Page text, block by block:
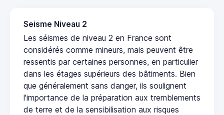
Seisme Niveau 2
Les séismes de niveau 2 en France sont
considérés comme mineurs, mais peuvent être
ressentis par certaines personnes, en particulier
dans les étages supérieurs des bâtiments. Bien
que généralement sans danger, ils soulignent
l'importance de la préparation aux tremblements
de terre et de la sensibilisation aux risques